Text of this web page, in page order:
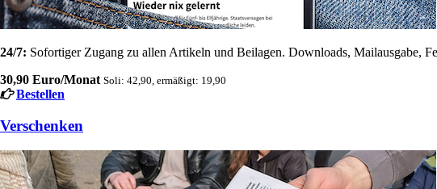
24/7: Sofortiger Zugang zu allen Artikeln und Beilagen. Downloads, Mailausgabe,
30,90 Euro/Monat Soli: 42,90, ermäßigt: 19,90
Bestellen
Verschenken